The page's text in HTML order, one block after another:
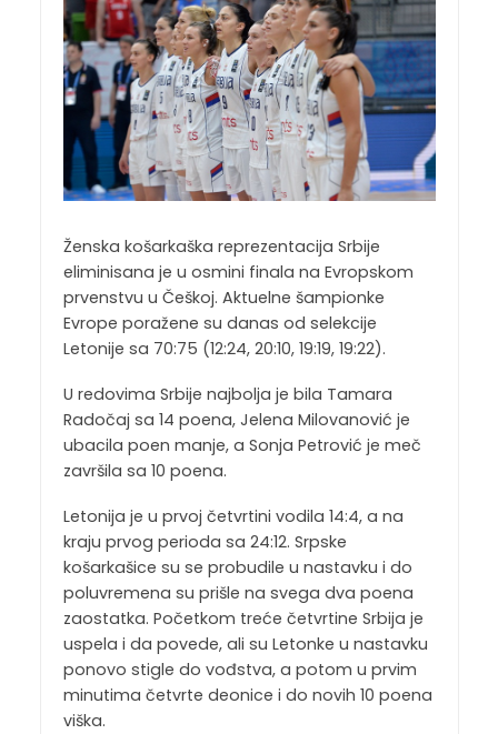
Ženska košarkaška reprezentacija Srbije
eliminisana je u osmini finala na Evropskom
prvenstvu u Češkoj. Aktuelne šampionke
Evrope poražene su danas od selekcije
Letonije sa 70:75 (12:24, 20:10, 19:19, 19:22).
U redovima Srbije najbolja je bila Tamara
Radočaj sa 14 poena, Jelena Milovanović je
ubacila poen manje, a Sonja Petrović je meč
završila sa 10 poena.
Letonija je u prvoj četvrtini vodila 14:4, a na
kraju prvog perioda sa 24:12. Srpske
košarkašice su se probudile u nastavku i do
poluvremena su prišle na svega dva poena
zaostatka. Početkom treće četvrtine Srbija je
uspela i da povede, ali su Letonke u nastavku
ponovo stigle do vođstva, a potom u prvim
minutima četvrte deonice i do novih 10 poena
viška.